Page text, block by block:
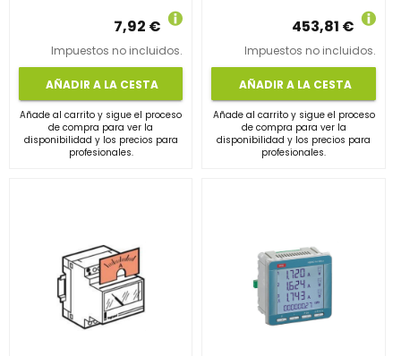
7,92 €
Impuestos no incluidos.
AÑADIR A LA CESTA
Añade al carrito y sigue el proceso
de compra para ver la
disponibilidad y los precios para
profesionales.
453,81 €
Impuestos no incluidos.
AÑADIR A LA CESTA
Añade al carrito y sigue el proceso
de compra para ver la
disponibilidad y los precios para
profesionales.